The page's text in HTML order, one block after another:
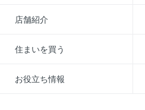
店舗紹介
住まいを買う
お役立ち情報